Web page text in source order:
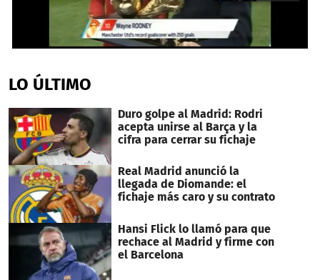
of
13
LO ÚLTIMO
Duro golpe al Madrid: Rodri
acepta unirse al Barça y la
cifra para cerrar su fichaje
Real Madrid anunció la
llegada de Diomande: el
fichaje más caro y su contrato
Hansi Flick lo llamó para que
rechace al Madrid y firme con
el Barcelona